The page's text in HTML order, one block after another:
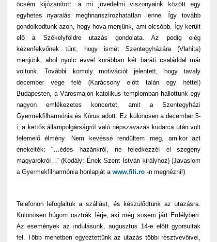
öcsém kijózanított: a mi jövedelmi viszonyaink között egy
egyhetes nyaralás megfinanszírozhatatlan lenne. Így tovább
gondolkodtunk azon, hogy hova menjünk, ami olcsóbb. Így került
elő a Székelyföldre utazás gondolata. Az pedig elég
kézenfekvőnek tűnt, hogy ismét Szentegyházára (Vlahita)
menjünk, ahol nyolc évvel korábban két baráti családdal már
voltunk. További komoly motivációt jelentett, hogy tavaly
december vége felé (Karácsony előtt talán egy héttel)
Budapesten, a Városmajori katolikus templomban hallottunk egy
nagyon emlékezetes koncertet, amit a Szentegyházi
Gyermekfilharmónia és Kórus adott. Ez különösen a december 5-
i, a kettős állampolgárságról való népszavazás kudarca után volt
felemelő élmény. Nem kevéssé rendültem meg, amikor azt
énekelték: “…édes hazánkról, ne feledkezzél el szegény
magyarokról…” (Kodály: Ének Szent István királyhoz) (Javaslom
a Gyermekfilharmónia honlapját a www.fili.ro-n megnézni!)
Telefonon lefoglaltuk a szállást, és készülődtünk az utazásra.
Különösen húgom osztrák férje, aki még sosem járt Erdélyben.
Az események az indulásunk, augusztus 14-e előtt gyorsultak
fel. Több menetben egyeztettünk az utazás többi résztvevőivel,